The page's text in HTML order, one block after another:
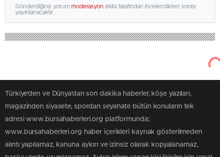
Gönderdiğiniz yorum moderasyon ekibi tarafından incelendikten sonra
yayınlanacaktır.
Türkiye'den ve Dünya’dan son dakika haberler, köşe yazıları,
magazinden siyasete, spordan seyahate bütün konuların tek
adresi www.bursahaberleri.org platformunda;
www.bursahaberleri.org haber içerikleri kaynak gösterilmeden
alıntı yapılamaz, kanuna aykırı ve izinsiz olarak kopyalanamaz,